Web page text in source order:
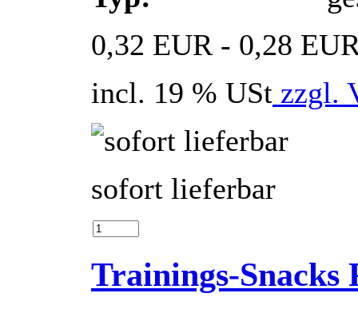
0,32 EUR - 0,28
incl. 19 % USt zzgl.
sofort lieferbar
Trainings-Snacks